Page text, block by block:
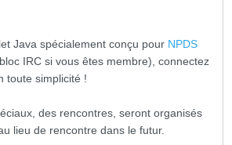
Java spécialement conçu pour NPDS
IRC si vous êtes membre), connectez
toute simplicité !
des rencontres, seront organisés
lieu de rencontre dans le futur.